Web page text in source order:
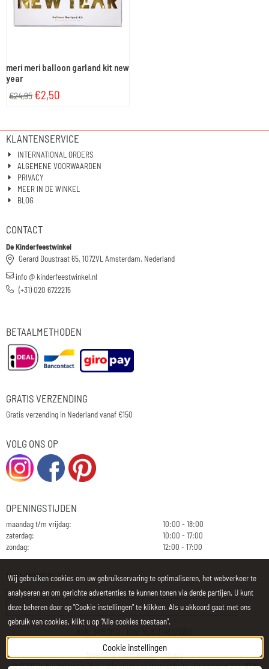
meri meri balloon garland kit new
year
€24,95 €2,50
KLANTENSERVICE
INTERNATIONAL ORDERS
ALGEMENE VOORWAARDEN
PRIVACY
MEER IN DE WINKEL
BLOG
CONTACT
De Kinderfeestwinkel
Gerard Doustraat 65, 1072VL Amsterdam, Nederland
info @ kinderfeestwinkel.nl
(+31) 020 6722215
BETAALMETHODEN
GRATIS VERZENDING
Gratis verzending in Nederland vanaf €150
VOLG ONS OP
OPENINGSTIJDEN
maandag t/m vrijdag:
10:00 - 18:00
zaterdag:
10:00 - 17:00
zondag:
12:00 - 17:00
NIEUWSBRIEF
E-mailadres:
CONTACT
OVER ONS
Algemene voorwaarden|
©2026De Kinderfeestwinkel - alle prijzen op deze website zijn inclusief 21% BTW
Wij gebruiken cookies om uw gebruikservaring te optimaliseren, het webverkeer te
analyseren en om gerichte advertenties te kunnen tonen via derde partijen. U kunt
deze beheren door op "Cookie instellingen" te klikken. Als u akkoord gaat met ons
gebruik van cookies, klikt u op "Alle cookies toestaan".
Cookie instellingen